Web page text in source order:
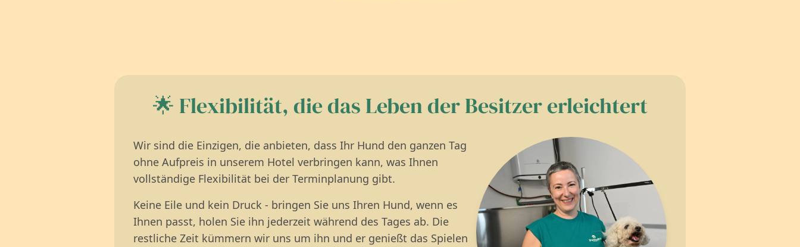
🌟 Flexibilität, die das Leben der Besitzer erleichtert
Wir sind die Einzigen, die anbieten, dass Ihr Hund den ganzen Tag
ohne Aufpreis in unserem Hotel verbringen kann, was Ihnen
vollständige Flexibilität bei der Terminplanung gibt.
Keine Eile und kein Druck - bringen Sie uns Ihren Hund, wenn es
Ihnen passt, holen Sie ihn jederzeit während des Tages ab. Die
restliche Zeit kümmern wir uns um ihn und er genießt das Spielen